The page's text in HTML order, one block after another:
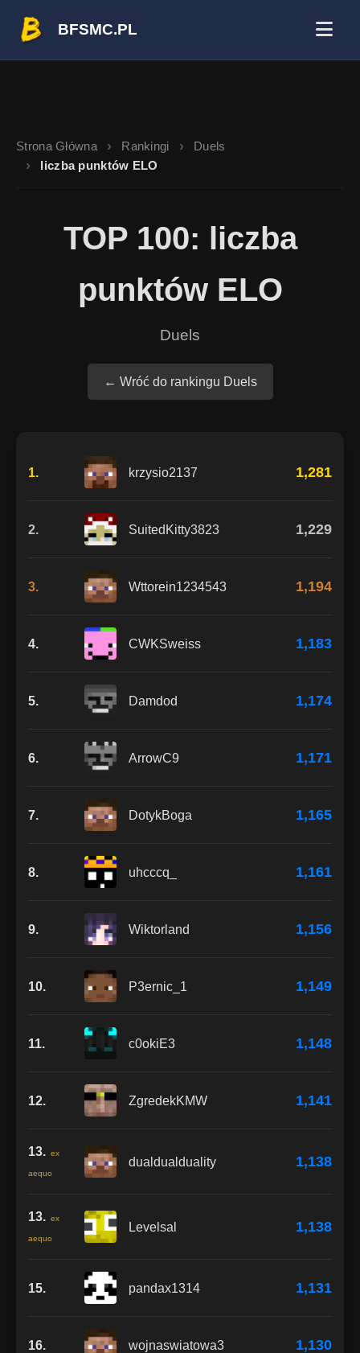
BFSMC.PL
Strona Główna Rankingi
Duels
liczba punktów ELO
TOP 100: liczba
punktów ELO
Duels
← Wróć do rankingu Duels
1. krzysio2137 1,281
2. SuitedKitty3823 1,229
3. Wttorein1234543 1,194
4. CWKSweiss 1,183
5. Damdod 1,174
6. ArrowC9 1,171
7. DotykBoga 1,165
8. uhcccq_ 1,161
9. Wiktorland 1,156
10. P3ernic_1 1,149
11. c0okiE3 1,148
12. ZgredekKMW 1,141
13. ex
aequo
dualdualduality 1,138
13. ex
aequo
Levelsal 1,138
15. pandax1314 1,131
16. wojnaswiatowa3 1,130